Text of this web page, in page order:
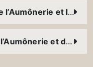
Quelle est la différence entre l’Aumônerie et la Pastorale ?
Quelles sont les activités de l’Aumônerie et de la Pastorale USJ ?